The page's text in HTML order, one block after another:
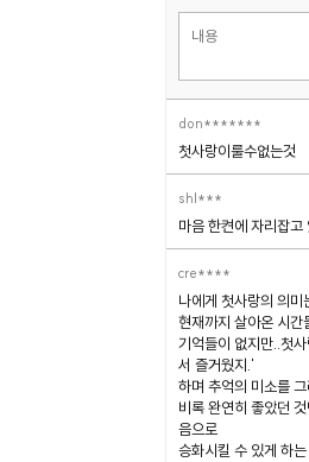
don*******
첫사랑이룰수없는것
shl***
마음 한켠에 자리잡
cre****
나에게 첫사랑의 의
현재까지 살아온 시간
기억들이 없지만..첫
서 즐거웠지.'
하며 추억의 미소를 그
비록 완연히 좋았던
음으로
승화시킬 수 있게 하